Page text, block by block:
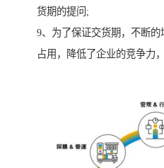
货期的提问;
9、为了保证交货期，不断
占用，降低了企业的竞争力